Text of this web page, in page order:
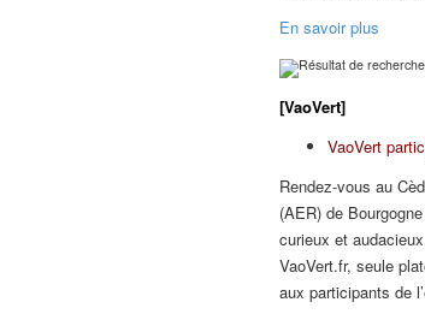
En savoir plus
[VaoVert]
VaoVert
Rendez-vous au
(AER) de
curieux et
VaoVert.fr, seule
aux participants de